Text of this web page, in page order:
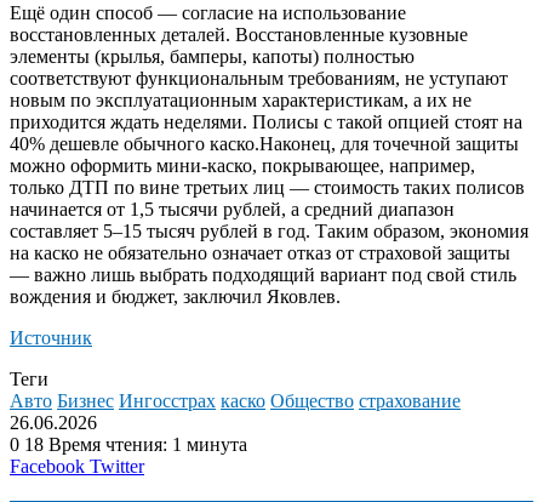
Ещё один способ — согласие на использование
восстановленных деталей. Восстановленные кузовные
элементы (крылья, бамперы, капоты) полностью
соответствуют функциональным требованиям, не уступают
новым по эксплуатационным характеристикам, а их не
приходится ждать неделями. Полисы с такой опцией стоят на
40% дешевле обычного каско.Наконец, для точечной защиты
можно оформить мини-каско, покрывающее, например,
только ДТП по вине третьих лиц — стоимость таких полисов
начинается от 1,5 тысячи рублей, а средний диапазон
составляет 5–15 тысяч рублей в год. Таким образом, экономия
на каско не обязательно означает отказ от страховой защиты
— важно лишь выбрать подходящий вариант под свой стиль
вождения и бюджет, заключил Яковлев.
Источник
Теги
Авто Бизнес Ингосстрах каско Общество страхование
26.06.2026
0 18 Время чтения: 1 минута
Facebook TwitterLinkedIn
Tumblr
Reddit
Вконтакте
Одноклассники
Skype
Messenger
Messenger
WhatsApp
Telegram
Viber
Line
Поделиться